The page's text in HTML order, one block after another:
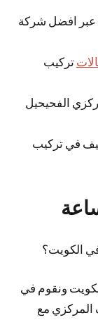
مكيفات 24 ساعة عبر افضل شركة
تركيب
الفحيحيل
في تركيب
الكويت؟
ونقوم في
المركزي مع